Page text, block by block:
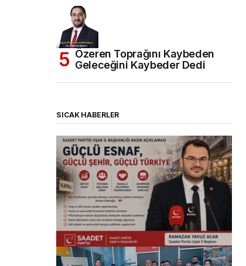
Özeren Toprağını Kaybeden
Geleceğini Kaybeder Dedi
SICAK HABERLER
(başlıksız)
Alaattin Karahan tarafından 14/07/2026